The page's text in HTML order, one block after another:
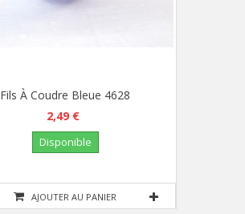
AJOUTER AU PANIER
Fils À Coudre Bleue 4628
2,49 €
Disponible